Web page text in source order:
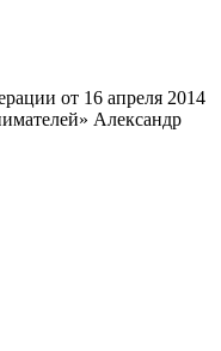
от 16 апреля 2014
Александр